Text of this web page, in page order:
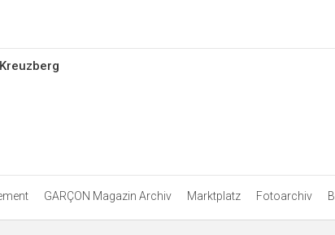
GARÇON Magazin Archiv Marktplatz Fotoarchiv